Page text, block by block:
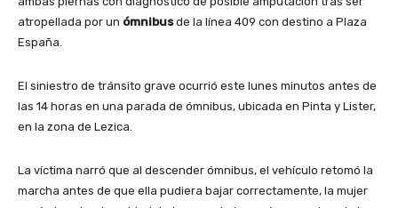
atropellada por un ómnibusde la línea 409 con destino a Plaza
España.
El siniestro de tránsito grave ocurrió este lunes minutos antes de
las 14 horas en una parada de ómnibus, ubicada en Pinta y Lister,
en la zona de Lezica.
La víctima narró que al descender ómnibus, el vehículo retomó la
marcha antes de que ella pudiera bajar correctamente, la mujer